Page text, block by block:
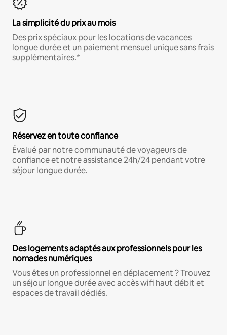
La simplicité du prix au mois
Des prix spéciaux pour les locations de vacances
longue durée et un paiement mensuel unique sans frais
supplémentaires.*
Réservez en toute confiance
Évalué par notre communauté de voyageurs de
confiance et notre assistance 24h/24 pendant votre
séjour longue durée.
Des logements adaptés aux professionnels pour les
nomades numériques
Vous êtes un professionnel en déplacement ? Trouvez
un séjour longue durée avec accès wifi haut débit et
espaces de travail dédiés.